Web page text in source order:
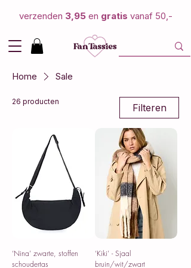
verzenden 3,95en gratis vanaf 50,-
Home Sale
26 producten
Filteren
‘Nina’ zwarte, stoffen
schoudertas
‘Kiki’ - Sjaal
bruin/wit/zwart